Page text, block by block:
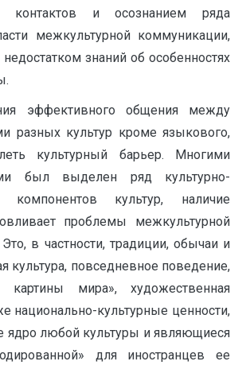
контактов и осознанием ряда
межкультурной коммуникации,
знаний об особенностях
эффективного общения между
разных культур кроме языкового,
культурный барьер. Многими
был выделен ряд культурно-
компонентов культур, наличие
проблемы межкультурной
в частности, традиции, обычаи и
культура, повседневное поведение,
картины мира», художественная
национально-культурные ценности,
ядро любой культуры и являющиеся
для иностранцев ее